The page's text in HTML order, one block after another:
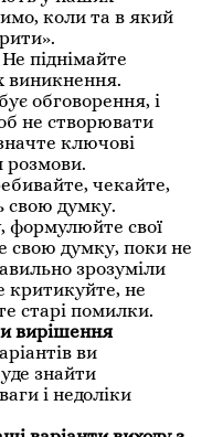
коли та в який
Не піднімайте
виникнення.
обговорення, і
не створювати
ключові
розмови.
чекайте,
свою думку.
свої
свою думку, поки не
зрозуміли
критикуйте, не
старі помилки.
вирішення
ви
знайти
і недоліки